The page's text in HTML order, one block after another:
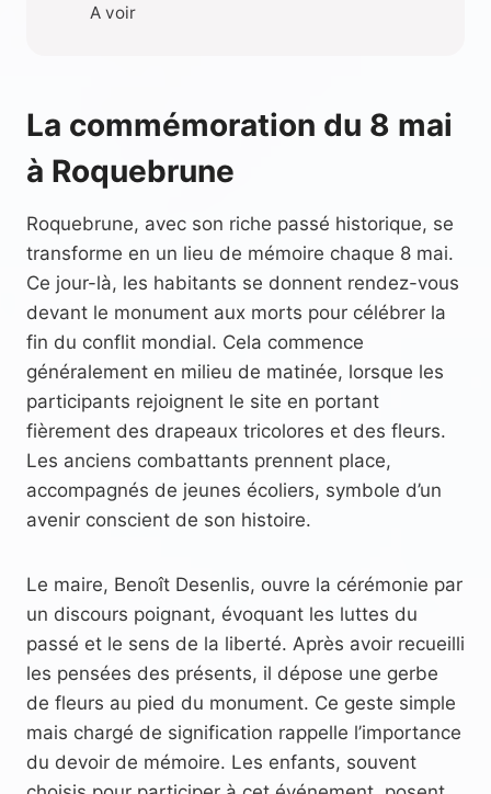
A voir
La commémoration du 8 mai
à Roquebrune
Roquebrune, avec son riche passé historique, se
transforme en un lieu de mémoire chaque 8 mai.
Ce jour-là, les habitants se donnent rendez-vous
devant le monument aux morts pour célébrer la
fin du conflit mondial. Cela commence
généralement en milieu de matinée, lorsque les
participants rejoignent le site en portant
fièrement des drapeaux tricolores et des fleurs.
Les anciens combattants prennent place,
accompagnés de jeunes écoliers, symbole d’un
avenir conscient de son histoire.
Le maire, Benoît Desenlis, ouvre la cérémonie par
un discours poignant, évoquant les luttes du
passé et le sens de la liberté. Après avoir recueilli
les pensées des présents, il dépose une gerbe
de fleurs au pied du monument. Ce geste simple
mais chargé de signification rappelle l’importance
du devoir de mémoire. Les enfants, souvent